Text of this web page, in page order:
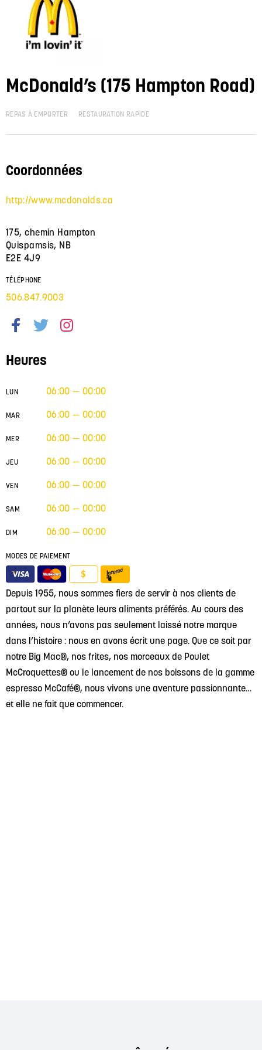
McDonald’s (175 Hampton Road)
REPAS À EMPORTER RESTAURATION RAPIDE
Depuis 1955, nous sommes fiers de servir à nos clients de
partout sur la planète leurs aliments préférés. Au cours des
années, nous n’avons pas seulement laissé notre marque
dans l’histoire : nous en avons écrit une page. Que ce soit par
notre Big Mac®, nos frites, nos morceaux de Poulet
McCroquettes® ou le lancement de nos boissons de la gamme
espresso McCafé®, nous vivons une aventure passionnante…
et elle ne fait que commencer.
Coordonnées
http://www.mcdonalds.ca
175, chemin Hampton
Quispamsis, NB
E2E 4J9
TÉLÉPHONE
506.847.9003
Heures
LUN 06:00 — 00:00
MAR 06:00 — 00:00
MER 06:00 — 00:00
JEU 06:00 — 00:00
VEN 06:00 — 00:00
SAM 06:00 — 00:00
DIM 06:00 — 00:00
MODES DE PAIEMENT
$